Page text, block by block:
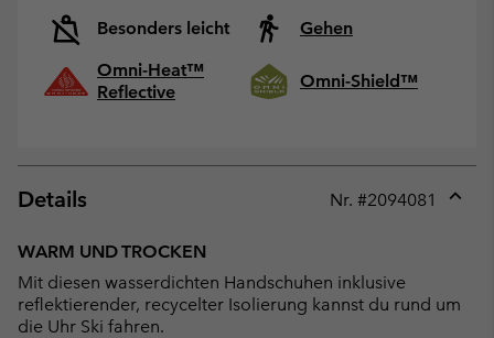
Besonders leicht
Gehen
Omni-Heat™
Reflective
Omni-Shield™
Details Nr. #2094081
WARM UND TROCKEN
Mit diesen wasserdichten Handschuhen inklusive
reflektierender, recycelter Isolierung kannst du rund um
die Uhr Ski fahren.